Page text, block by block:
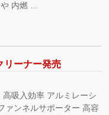
内燃 …
リーナー発売
吸入効率 アルミレーシ
ンネルサポーター 高容